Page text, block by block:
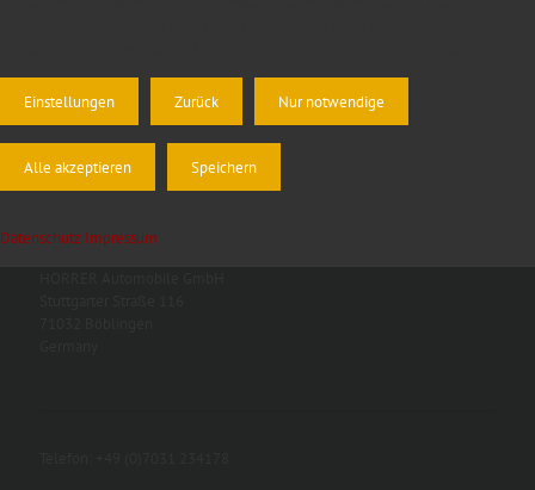
Einstellungen Zurück Nur notwendige
Alle akzeptieren Speichern
Datenschutz Impressum